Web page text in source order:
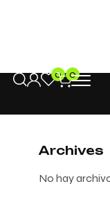
0 0
Archives
No hay